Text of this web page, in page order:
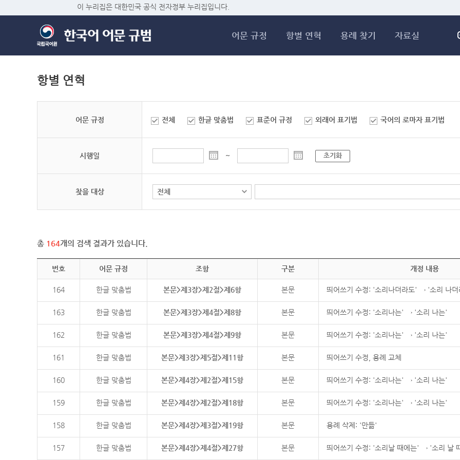
이 누리집은 대한민국 공식 전자정부 누리집입니다.
어문 규정 항별 연혁 용례 찾기 자료실
항별 연혁
어문 규정 전체 한글 맞춤법 표준어 규정 외래어 표기법 국어의 로마자 표기법
시행일 ~ 초기화
찾을 대상
총 164개의 검색 결과가 있습니다.
번호 어문 규정 조항 구분 개정 내용
164 한글 맞춤법 본문>제3장>제2절>제6항 본문 띄어쓰기 수정: '소리나더라도' → '소리 나더
163 한글 맞춤법 본문>제3장>제4절>제8항 본문 띄어쓰기 수정: '소리나는' → '소리 나는'
162 한글 맞춤법 본문>제3장>제4절>제9항 본문 띄어쓰기 수정: '소리나는' → '소리 나는'
161 한글 맞춤법 본문>제3장>제5절>제11항 본문 띄어쓰기 수정, 용례 교체
160 한글 맞춤법 본문>제4장>제2절>제15항 본문 띄어쓰기 수정: '소리나는' → '소리 나는'
159 한글 맞춤법 본문>제4장>제2절>제18항 본문 띄어쓰기 수정: '소리나는' → '소리 나는'
158 한글 맞춤법 본문>제4장>제3절>제19항 본문 용례 삭제: '만듦'
157 한글 맞춤법 본문>제4장>제4절>제27항 본문 띄어쓰기 수정: '소리날 때에는' → '소리 날